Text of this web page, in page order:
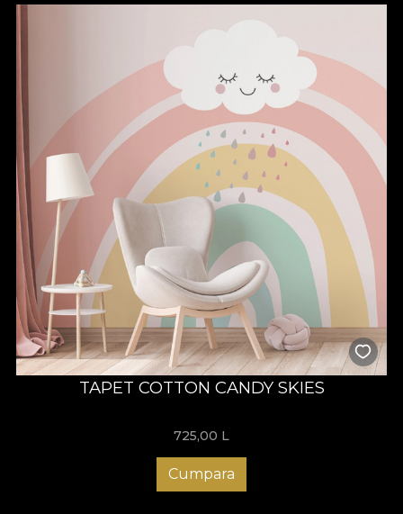
TAPET COTTON CANDY SKIES
725,00 L
Cumpara